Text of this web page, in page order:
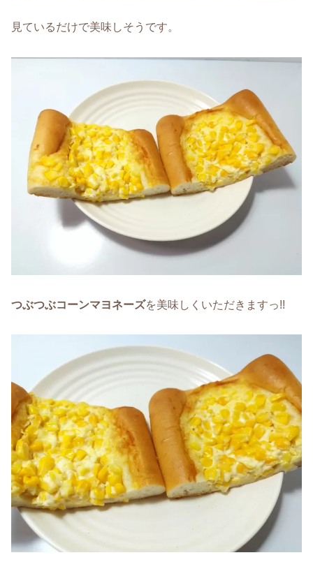
見ているだけで美味しそうです。
つぶつぶコーンマヨネーズを美味しくいただきますっ!!